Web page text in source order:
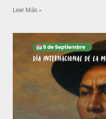
Leer Más »